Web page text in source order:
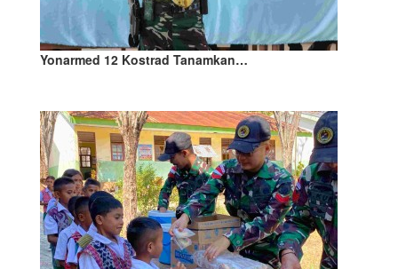
Yonarmed 12 Kostrad Tanamkan…